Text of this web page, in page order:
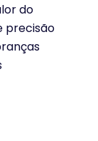
do
precisão